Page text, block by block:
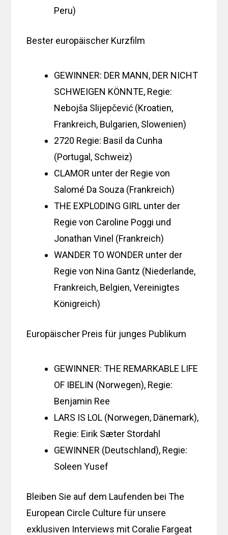
Peru)
Bester europäischer Kurzfilm
GEWINNER: DER MANN, DER NICHT
SCHWEIGEN KÖNNTE, Regie:
Nebojša Slijepčević (Kroatien,
Frankreich, Bulgarien, Slowenien)
2720 ​​Regie: Basil da Cunha
(Portugal, Schweiz)
CLAMOR unter der Regie von
Salomé Da Souza (Frankreich)
THE EXPLODING GIRL unter der
Regie von Caroline Poggi und
Jonathan Vinel (Frankreich)
WANDER TO WONDER unter der
Regie von Nina Gantz (Niederlande,
Frankreich, Belgien, Vereinigtes
Königreich)
Europäischer Preis für junges Publikum
GEWINNER: THE REMARKABLE LIFE
OF IBELIN (Norwegen), Regie:
Benjamin Ree
LARS IS LOL (Norwegen, Dänemark),
Regie: Eirik Sæter Stordahl
GEWINNER (Deutschland), Regie:
Soleen Yusef
Bleiben Sie auf dem Laufenden bei The
European Circle Culture für unsere
exklusiven Interviews mit Coralie Fargeat